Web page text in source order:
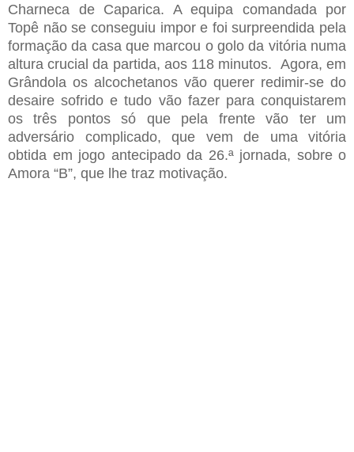
Charneca de Caparica. A equipa comandada por
Topê não se conseguiu impor e foi surpreendida pela
formaçãoda casa que marcou o golo da vitória numa
alturacrucial da partida, aos 118 minutos. Agora, em
Grândola os alcochetanos vão querer redimir-se do
desaire sofrido e tudo vão fazer para conquistarem
os três pontos só que pela frente vão ter um
adversário complicado, que vem de uma vitória
obtida em jogo antecipado da 26.ª jornada, sobre o
Amora “B”, que lhe traz motivação.